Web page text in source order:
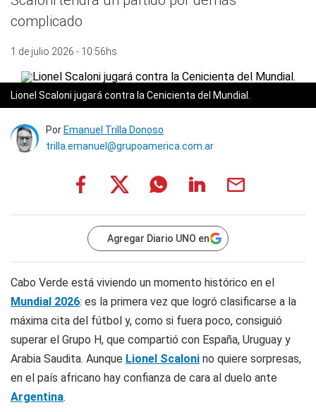
complicado
1 de julio 2026 - 10:56hs
Lionel Scaloni jugará contra la Cenicienta del Mundial.
Por Emanuel Trilla Donoso
trilla.emanuel@grupoamerica.com.ar
Agregar Diario UNO en
Cabo Verde está viviendo un momento histórico en el
Mundial 2026: es la primera vez que logró clasificarse a la
máxima cita del fútbol y, como si fuera poco, consiguió
superar el Grupo H, que compartió con España, Uruguay y
Arabia Saudita. Aunque Lionel Scaloni no quiere sorpresas,
en el país africano hay confianza de cara al duelo ante
Argentina.